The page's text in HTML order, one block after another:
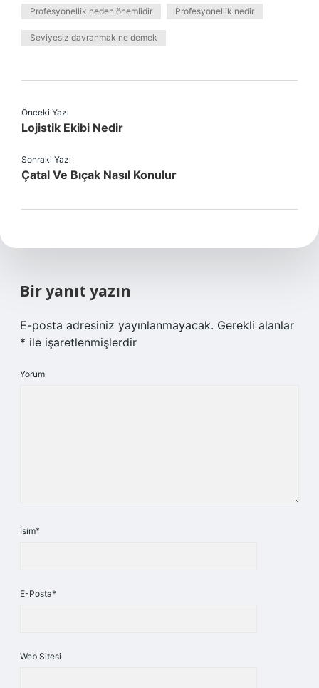
Profesyonellik neden önemlidir Profesyonellik nedir
Seviyesiz davranmak ne demek
Önceki Yazı
Lojistik Ekibi Nedir
Sonraki Yazı
Çatal Ve Bıçak Nasıl Konulur
Bir yanıt yazın
E-posta adresiniz yayınlanmayacak. Gerekli alanlar
* ile işaretlenmişlerdir
Yorum
İsim*
E-Posta*
Web Sitesi